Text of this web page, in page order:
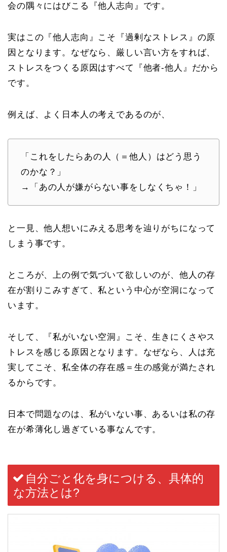
会の隅々にはびこる『他人志向』です。
実はこの『他人志向』こそ『過剰なストレス』の原
因となります。なぜなら、厳しい言い方をすれば、
ストレスをつくる原因はすべて『他者-他人』だから
です。
例えば、よく日本人の考えであるのが、
「これをしたらあの人（＝他人）はどう思う
のかな？」
→「あの人が嫌がらない事をしなくちゃ！」
と一見、他人想いにみえる思考を辿りがちになって
しまう事です。
ところが、上の例で気づいて欲しいのが、 他人の存
在が割りこみすぎて、私という中心が空洞 になって
います。
そして、『私がいない空洞』こそ、生きにくさやス
トレスを感じる原因となります。なぜなら、
人は充
実してこそ、私全体の存在感＝生の感覚が満たされ
るから です。
日本で問題なのは、私がいない事、あるいは私の存
在が希薄化し過ぎている事なんです。
自分ごと化を身につける、具体的
な方法とは?